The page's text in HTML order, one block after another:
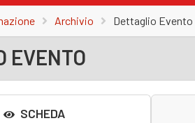
Archivio Dettaglio Evento
EVENTO
SCHEDA